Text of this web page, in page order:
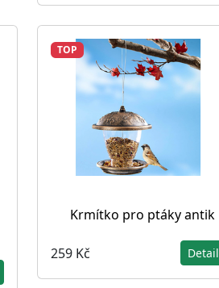
TOP
Krmítko pro ptáky antik
259 Kč Detail